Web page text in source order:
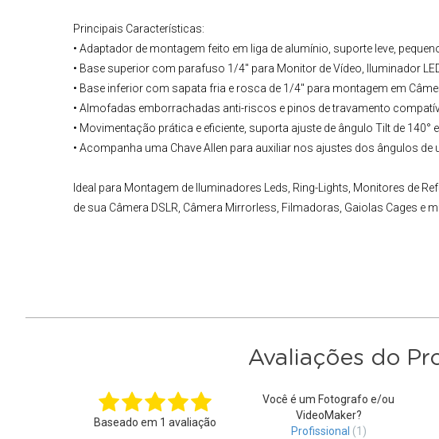
Principais Características:
• Adaptador de montagem feito em liga de alumínio, suporte leve,
• Base superior com parafuso 1/4" para Monitor de Vídeo, Iluminador
• Base inferior com sapata fria e rosca de 1/4" para montagem em
• Almofadas emborrachadas anti-riscos e pinos de travamento
• Movimentação prática e eficiente, suporta ajuste de ângulo Tilt de 140°
• Acompanha uma Chave Allen para auxiliar nos ajustes dos ângulos de
Ideal para Montagem de Iluminadores Leds, Ring-Lights , Monitores de
de sua Câmera DSLR Câmera Mirrorless , Filmadoras, Gaiolas Cages e
Avaliações do
Baseado em 1 avaliação
Você é um Fotografo e/ou
VideoMaker?
Profissional (1)